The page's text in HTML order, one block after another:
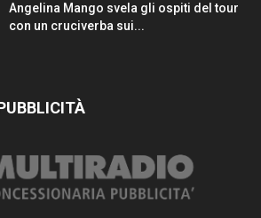
Angelina Mango svela gli ospiti del tour
con un cruciverba sui...